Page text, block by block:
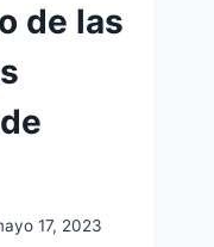
de las
17, 2023